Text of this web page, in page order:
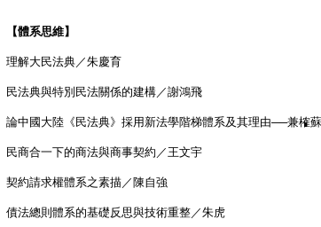
【體系思維】
理解大民法典／朱慶育
民法典與特別民法關係的建構／謝鴻飛
論中國大陸《民法典》採用新法學階梯體系及其理由──兼榷
民商合一下的商法與商事契約／王文宇
契約請求權體系之素描／陳自強
債法總則體系的基礎反思與技術重整／朱虎